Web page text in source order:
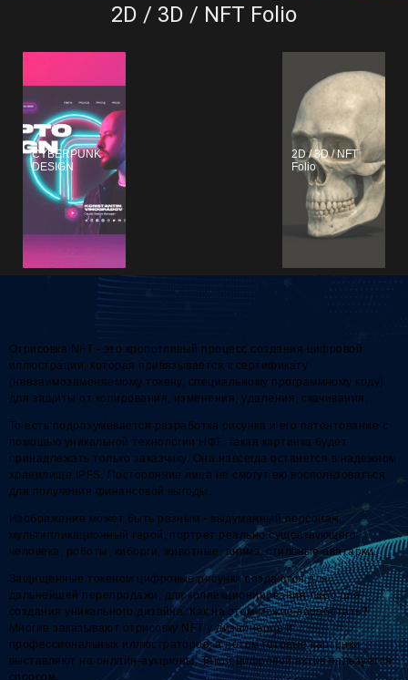
2D / 3D / NFT Folio
CYBERPUNK
DESIGN
2D / 3D / NFT
Folio
Отрисовка NFT - это кропотливый процесс создания цифровой
иллюстрации, которая привязывается к сертификату
(невзаимозаменяемому токену, специальному программному коду)
для защиты от копирования, изменения, удаления, скачивания.
То есть подразумевается разработка рисунка и его патентование с
помощью уникальной технологии НФТ. Такая картинка будет
принадлежать только заказчику. Она навсегда останется в надежном
хранилище IPFS. Посторонние лица не смогут ею воспользоваться
для получения финансовой выгоды.
Изображение может быть разным - выдуманный персонаж,
мультипликационный герой, портрет реально существующего
человека, роботы, киборги, животные, анимэ, стильные аватарки.
Защищенные токеном цифровые рисунки создаются для
дальнейшей перепродажи, для коллекционирования либо для
создания уникального дизайна. Как на этом можно заработать?
Многие заказывают отрисовку NFT у дизайнеров и
профессиональных иллюстраторов, а потом готовые картинки
выставляют на онлайн-аукционы. Такой цифровой актив пользуется
спросом.